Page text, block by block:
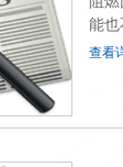
能也
查看